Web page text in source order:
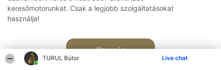
TURUL Bútor Live chat
keresőmotorunkat. Csak a legjobb szolgáltatásokat
használja!
Keresés